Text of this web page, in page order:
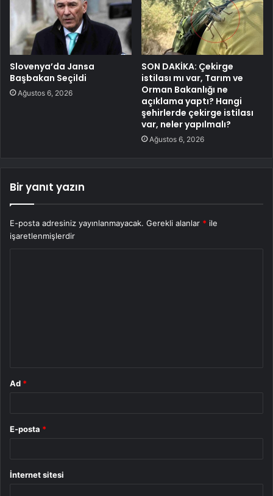
Slovenya’da Jansa
Başbakan Seçildi
Ağustos 6, 2026
SON DAKİKA: Çekirge
istilası mı var, Tarım ve
Orman Bakanlığı ne
açıklama yaptı? Hangi
şehirlerde çekirge istilası
var, neler yapılmalı?
Ağustos 6, 2026
Bir yanıt yazın
E-posta adresiniz yayınlanmayacak. Gerekli alanlar * ile
işaretlenmişlerdir
Ad *
E-posta *
İnternet sitesi